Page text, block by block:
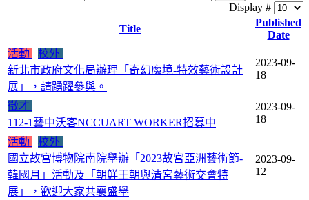
Display #
Title
Published
Date
活動
校外
新北市政府文化局辦理「奇幻魔境-特效藝術設計
展」，請踴躍參與。
2023-09-
18
徵才
112-1藝中沃客NCCUART WORKER招募中
2023-09-
18
活動
校外
國立故宮博物院南院舉辦「2023故宮亞洲藝術節-
韓國月」活動及「朝鮮王朝與清宮藝術交會特
展」，歡迎大家共襄盛舉
2023-09-
12